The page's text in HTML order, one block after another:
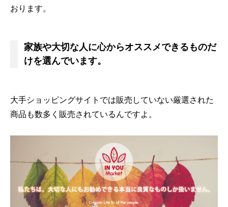
おります。
家族や大切な人に心からオススメできるものだ
けを選んでいます。
大手ショッピングサイトでは販売していない厳選された
商品も数多く販売されているんですよ。